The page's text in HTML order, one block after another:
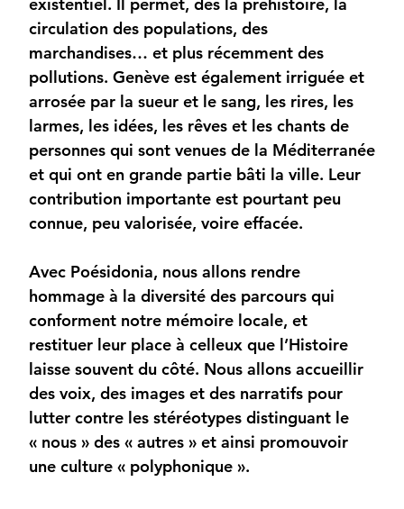
existentiel. Il permet, dès la préhistoire, la
circulation des populations, des
marchandises… et plus récemment des
pollutions. Genève est également irriguée et
arrosée par la sueur et le sang, les rires, les
larmes, les idées, les rêves et les chants de
personnes qui sont venues de la Méditerranée
et qui ont en grande partie bâti la ville. Leur
contribution importante est pourtant peu
connue, peu valorisée, voire effacée.
Avec Poésidonia, nous allons rendre
hommage à la diversité des parcours qui
conforment notre mémoire locale, et
restituer leur place à celleux que l’Histoire
laisse souvent du côté. Nous allons accueillir
des voix, des images et des narratifs pour
lutter contre les stéréotypes distinguant le
« nous » des « autres » et ainsi promouvoir
une culture « polyphonique ».